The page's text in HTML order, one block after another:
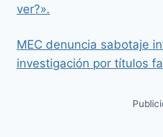
ver?».
MEC denuncia sabotaje
investigación por títulos